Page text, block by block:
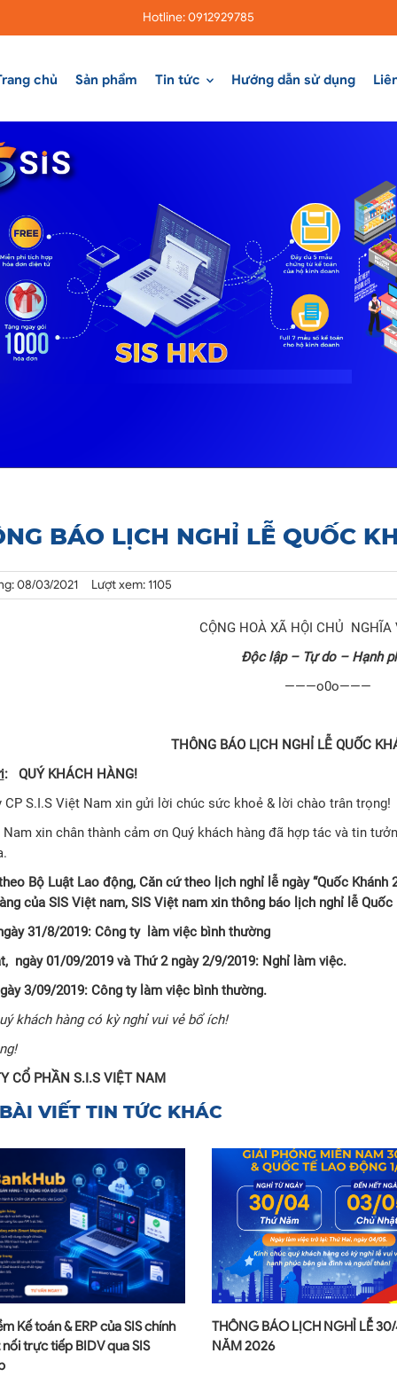
Hotline: 0912929785
chủ Sản phẩm Tin tức Hướng dẫn sử dụng
BÁO LỊCH NGHỈ LỄ QUỐC
08/03/2021 Lượt xem: 1105
CỘNG HOÀ XÃ HỘI CHỦ NGHĨA
Độc lập – Tự do – Hạnh
———o0o———
THÔNG BÁO LỊCH NGHỈ LỄ QUỐC
: QUÝ KHÁCH HÀNG!
CP S.I.S Việt Nam xin gửi lời chúc sức khoẻ & lời chào trân trọng!
Nam xin chân thành cảm ơn Quý khách hàng đã hợp tác và tin
Bộ Luật Lao động, Căn cứ theo lịch nghỉ lễ ngày “Quốc
của SIS Việt nam, SIS Việt nam xin thông báo lịch nghỉ lễ
31/8/2019: Công ty làm việc bình thường
ngày 01/09/2019 và Thứ 2 ngày 2/9/2019: Nghỉ làm việc.
3/09/2019: Công ty làm việc bình thường.
khách hàng có kỳ nghỉ vui vẻ bổ ích!
CỔ PHẦN S.I.S VIỆT NAM
VIẾT TIN TỨC KHÁC
Kế toán & ERP của SIS chính
trực tiếp BIDV qua SIS
THÔNG BÁO LỊCH NGHỈ LỄ 30/
NĂM 2026